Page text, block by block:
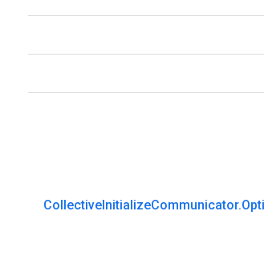
CollectiveInitializeCommunicator.